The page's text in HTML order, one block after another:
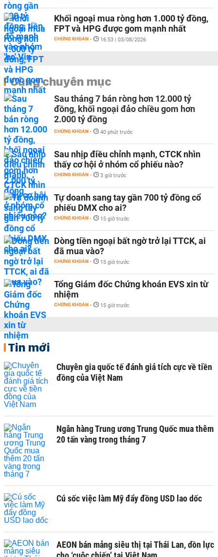
Khối ngoại mua ròng hơn 1.000 tỷ đồng,
FPT và HPG được gom mạnh nhất
CHỨNG KHOÁN - 16:53 | 03/08/2026
Cùng chuyên mục
Sau tháng 7 bán ròng hơn 12.000 tỷ
đồng, khối ngoại đảo chiều gom hơn
2.000 tỷ đồng
CHỨNG KHOÁN - 40 phút trước
Sau nhịp điều chỉnh mạnh, CTCK nhìn
thấy cơ hội ở nhóm cổ phiếu nào?
CHỨNG KHOÁN - 3 giờ trước
Tự doanh sang tay gần 700 tỷ đồng cổ
phiếu DMX cho ai?
CHỨNG KHOÁN - 15 giờ trước
Dòng tiền ngoại bất ngờ trở lại TTCK, ai
đã mua vào?
CHỨNG KHOÁN - 15 giờ trước
Tổng Giám đốc Chứng khoán EVS xin từ
nhiệm
CHỨNG KHOÁN - 15 giờ trước
Tin mới
Chuyên gia quốc tế đánh giá tích cực về tiền
đồng của Việt Nam
Ngân hàng Trung ương Trung Quốc mua thêm
20 tấn vàng trong tháng 7
Cú sốc việc làm Mỹ đẩy đồng USD lao dốc
AEON bán mảng siêu thị tại Thái Lan, dồn lực